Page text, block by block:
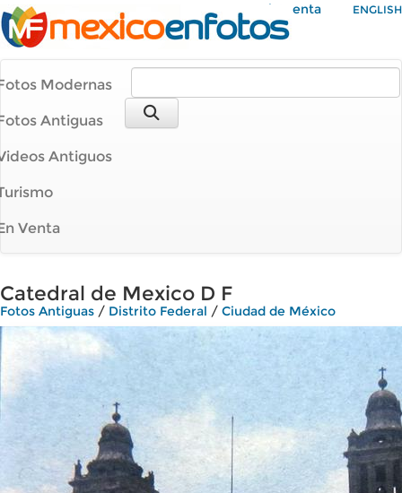
Mi Cuenta ENGLISH
Modernas
Antiguas
Antiguos
Venta
Catedral de Mexico D F
Fotos Antiguas / Distrito Federal / Ciudad de México